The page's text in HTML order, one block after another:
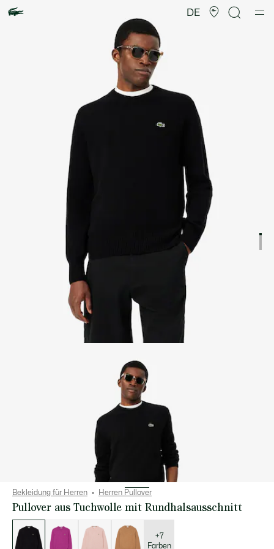
DE
Bekleidung für Herren Herren Pullover
Pullover aus Tuchwolle mit Rundhalsausschnitt
der
Varianten
+7
Farben